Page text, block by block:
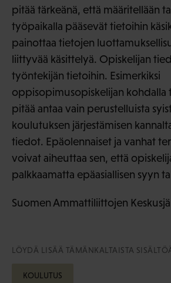
pitää tärkeänä, että määritellään
työpaikalla pääsevät tietoihin
painottaa tietojen
liittyvää käsittelyä. Opiskelijan
työntekijän tietoihin. Esimerkiksi
oppisopimusopiskelijan
pitää antaa vain perustelluista
koulutuksen järjestämisen
tiedot. Epäolennaiset ja vanhat
voivat aiheuttaa sen, että
palkkaamatta epäasiallisen syyn
Suomen Ammattiliittojen
LÖYDÄ LISÄÄ TÄMÄNKALTAISTA
KOULUTUS